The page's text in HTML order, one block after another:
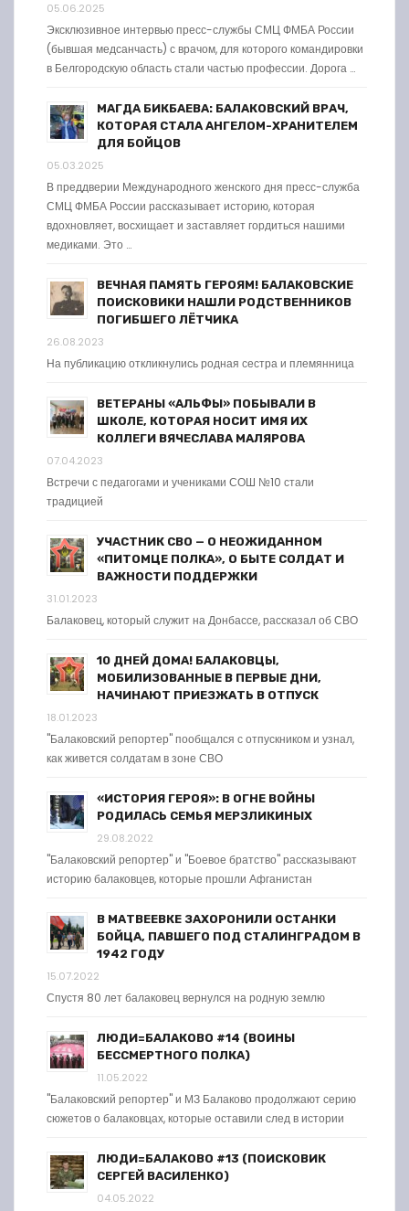
05.06.2025
Эксклюзивное интервью пресс-службы СМЦ ФМБА России
(бывшая медсанчасть) с врачом, для которого командировки
в Белгородскую область стали частью профессии. Дорога …
МАГДА БИКБАЕВА: БАЛАКОВСКИЙ ВРАЧ,
КОТОРАЯ СТАЛА АНГЕЛОМ-ХРАНИТЕЛЕМ
ДЛЯ БОЙЦОВ
05.03.2025
В преддверии Международного женского дня пресс-служба
СМЦ ФМБА России рассказывает историю, которая
вдохновляет, восхищает и заставляет гордиться нашими
медиками. Это …
ВЕЧНАЯ ПАМЯТЬ ГЕРОЯМ! БАЛАКОВСКИЕ
ПОИСКОВИКИ НАШЛИ РОДСТВЕННИКОВ
ПОГИБШЕГО ЛЁТЧИКА
26.08.2023
На публикацию откликнулись родная сестра и племянница
ВЕТЕРАНЫ «АЛЬФЫ» ПОБЫВАЛИ В
ШКОЛЕ, КОТОРАЯ НОСИТ ИМЯ ИХ
КОЛЛЕГИ ВЯЧЕСЛАВА МАЛЯРОВА
07.04.2023
Встречи с педагогами и учениками СОШ №10 стали
традицией
УЧАСТНИК СВО — О НЕОЖИДАННОМ
«ПИТОМЦЕ ПОЛКА», О БЫТЕ СОЛДАТ И
ВАЖНОСТИ ПОДДЕРЖКИ
31.01.2023
Балаковец, который служит на Донбассе, рассказал об СВО
10 ДНЕЙ ДОМА! БАЛАКОВЦЫ,
МОБИЛИЗОВАННЫЕ В ПЕРВЫЕ ДНИ,
НАЧИНАЮТ ПРИЕЗЖАТЬ В ОТПУСК
18.01.2023
"Балаковский репортер" пообщался с отпускником и узнал,
как живется солдатам в зоне СВО
«ИСТОРИЯ ГЕРОЯ»: В ОГНЕ ВОЙНЫ
РОДИЛАСЬ СЕМЬЯ МЕРЗЛИКИНЫХ
29.08.2022
"Балаковский репортер" и "Боевое братство" рассказывают
историю балаковцев, которые прошли Афганистан
В МАТВЕЕВКЕ ЗАХОРОНИЛИ ОСТАНКИ
БОЙЦА, ПАВШЕГО ПОД СТАЛИНГРАДОМ В
1942 ГОДУ
15.07.2022
Спустя 80 лет балаковец вернулся на родную землю
ЛЮДИ=БАЛАКОВО #14 (ВОИНЫ
БЕССМЕРТНОГО ПОЛКА)
11.05.2022
"Балаковский репортер" и МЗ Балаково продолжают серию
сюжетов о балаковцах, которые оставили след в истории
ЛЮДИ=БАЛАКОВО #13 (ПОИСКОВИК
СЕРГЕЙ ВАСИЛЕНКО)
04.05.2022